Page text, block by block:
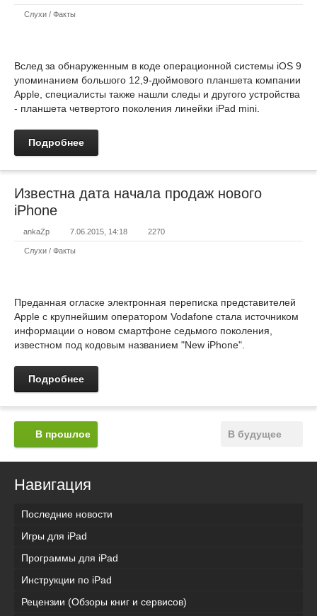
Слухи / Факты
Вслед за обнаруженным в коде операционной системы iOS 9
упоминанием большого 12,9-дюймового планшета компании
Apple, специалисты также нашли следы и другого устройства
- планшета четвертого поколения линейки iPad mini.
Подробнее
Известна дата начала продаж нового
iPhone
ankaZp 7.06.2015, 14:18 2270
Слухи / Факты
Преданная огласке электронная переписка представителей
Apple с крупнейшим оператором Vodafone стала источником
информации о новом смартфоне седьмого поколения,
известном под кодовым названием "New iPhone".
Подробнее
В будущее
В прошлое
Навигация
Последние новости
Игры для iPad
Программы для iPad
Инструкции по iPad
Рецензии (Обзоры книг и сервисов)